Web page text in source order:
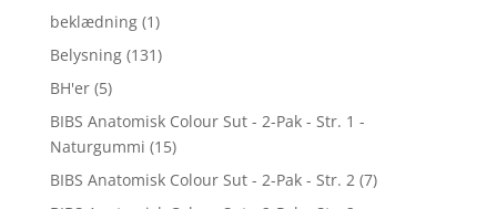
beklædning (1)
Belysning (131)
BH'er (5)
BIBS Anatomisk Colour Sut - 2-Pak - Str. 1 -
Naturgummi (15)
BIBS Anatomisk Colour Sut - 2-Pak - Str. 2 (7)